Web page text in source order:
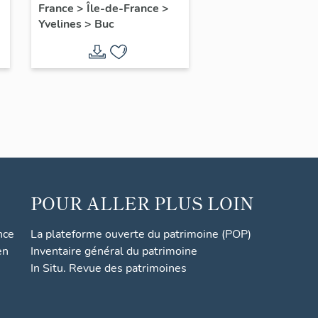
France > Île-de-France >
Yvelines> Buc
POUR ALLER PLUS LOIN
La plateforme ouverte du patrimoine (POP)
Inventaire général du patrimoine
In Situ. Revue des patrimoines